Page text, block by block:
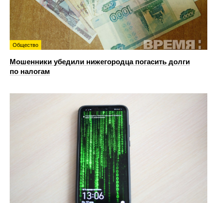
Общество
Мошенники убедили нижегородца погасить долги
по налогам